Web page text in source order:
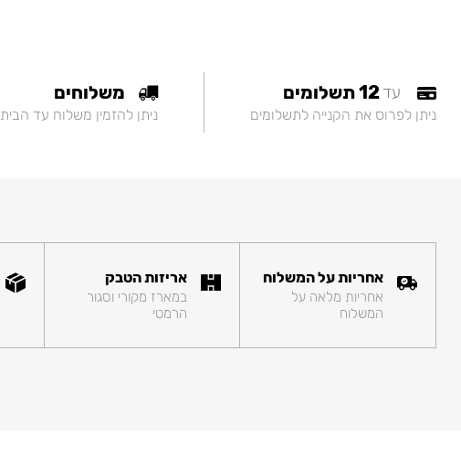
עד12 תשלומים
ניתן לפרוס את הקנייה לתשלומים
משלוחים
ניתן להזמין משלוח עד הבית
אחריות על המשלוח
אחריות מלאה על
המשלוח
אריזות הטבק
במארז מקורי וסגור
הרמטי